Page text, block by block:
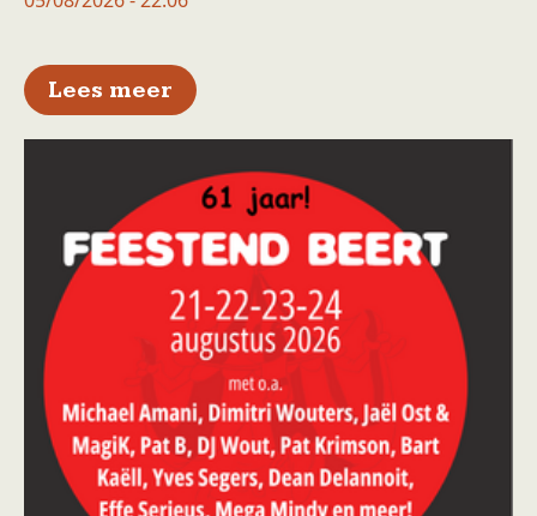
Lees meer over Lennikse Feesten 2026